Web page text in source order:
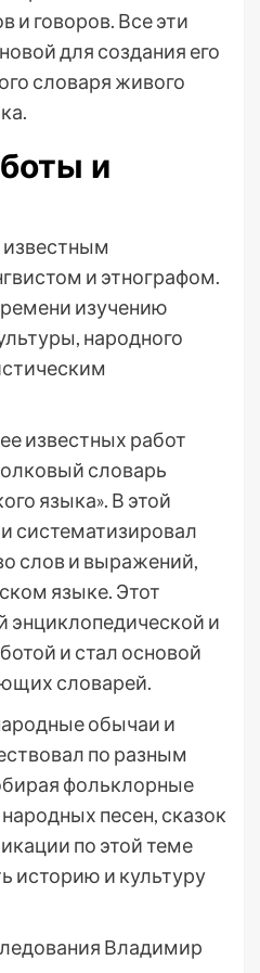
и говоров. Все эти
для создания его
словаря живого
и
и этнографом.
изучению
народного
известных работ
словарь
языка». В этой
систематизировал
слов и выражений,
языке. Этот
энциклопедической и
и стал основой
словарей.
обычаи и
по разным
фольклорные
песен, сказок
по этой теме
историю и культуру
Владимир